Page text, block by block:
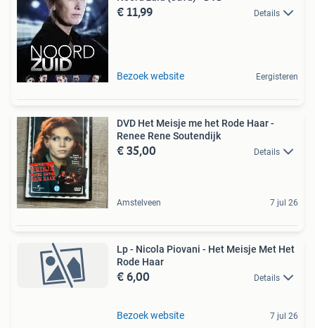
€ 11,99 Details
Bezoek website Eergisteren
DVD Het Meisje me het Rode Haar -
Renee Rene Soutendijk
€ 35,00 Details
Amstelveen 7 jul 26
Lp - Nicola Piovani - Het Meisje Met Het
Rode Haar
€ 6,00 Details
Bezoek website 7 jul 26